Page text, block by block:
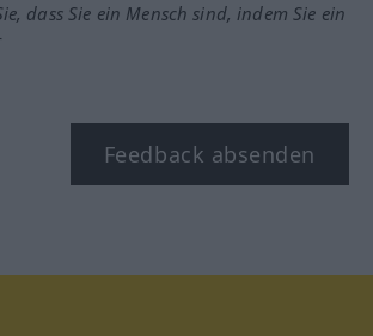
dass Sie ein Mensch sind, indem Sie ein
Feedback absenden